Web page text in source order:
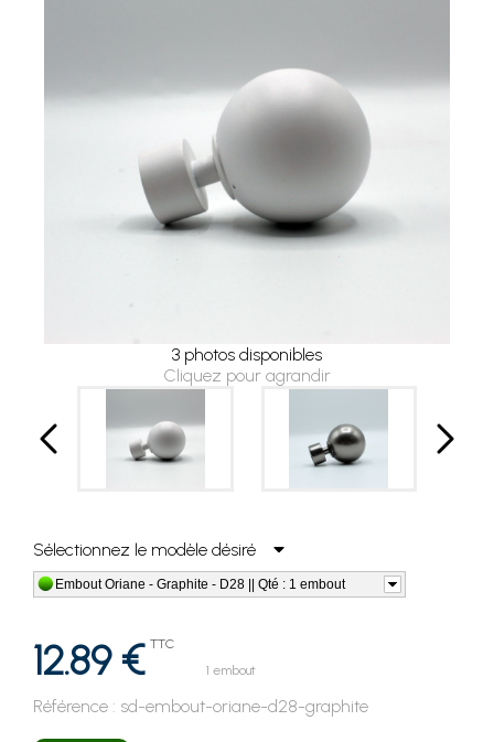
3 photos disponibles
Cliquez pour agrandir
Sélectionnez le modèle désiré
Embout Oriane - Graphite - D28 || Qté : 1 embout
12.89 € TTC
1 embout
Référence : sd-embout-oriane-d28-graphite